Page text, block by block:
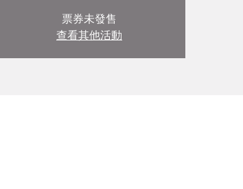
票券未發售
查看其他活動